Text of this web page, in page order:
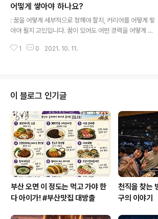
려운 상황에 놓여 있거나 역량을 업그레이드하고 싶은 분
들에게도 분명 작은 지혜가 되실 겁니다. 유튜브로 보기: ht
tps://youtu.be/ji54ta4qbRs 질문내용: Q. “지금 제가
낮고, 낮다기엔 높은 그런 심리상황은 어떻게 볼 수 있을까
어떻게 쌓아야 하나요?
: 꿈을 어떻게 세부적으로 정해야 할지, 커리어를 어떻게 쌓
아야 될지 고민입니다. 꿈이 있어도 어떤 경력을 어떻게 쌓
전공을 살려서 취업하고 싶은 청년들도 있는데요. 문제는
혜도 나눠주세요. 제 답변은 유튜브와 블로그로도 공개합
니다. 영상보다 텍스트 선호하시는 분들은 영상의 후반부
를 봐주시거나 블로그로도 내용 보실 수 있습니다. Q1. 대
학교신입생인데요. 꿈의 영역중에 세부적으로 어떻게 정해
야할 지도 고민되고,,, 커리어를 어떻게 쌓아야 이후에 도움
이 될까요?! Q2. 전공을 살리기엔 제 전..
1 0 2021. 10. 11.
이 블로그 인기글
부산 오면 이 정도는 먹고 가야 한
다 아이가! #부산맛집 대방출
천직을 찾는
구의 이야기